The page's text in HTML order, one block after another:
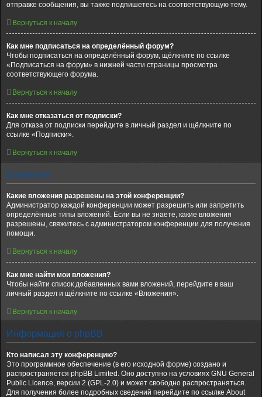
отправке сообщения, вы также подпишетесь на соответствующую тему.
Вернуться к началу
Как мне подписаться на определённый форум?
Чтобы подписаться на определённый форум, щёлкните по ссылке
«Подписаться на форум» в нижней части страницы просмотра
соответствующего форума.
Вернуться к началу
Как мне отказаться от подписки?
Для отказа от подписки перейдите в личный раздел и щёлкните по
ссылке «Подписки».
Вернуться к началу
Вложения
Какие вложения разрешены на этой конференции?
Администратор каждой конференции может разрешить или запретить
определённые типы вложений. Если вы не знаете, какие вложения
разрешены, свяжитесь с администратором конференции для получения
помощи.
Вернуться к началу
Как мне найти мои вложения?
Чтобы найти список добавленных вами вложений, перейдите в ваш
личный раздел и щёлкните по ссылке «Вложения».
Вернуться к началу
Информация о phpBB
Кто написал эту конференцию?
Это программное обеспечение (в его исходной форме) создано и
распространяется phpBB Limited. Оно доступно на условиях GNU General
Public Licence, версии 2 (GPL-2.0) и может свободно распространяться.
Для получения более подробных сведений перейдите по ссылке About